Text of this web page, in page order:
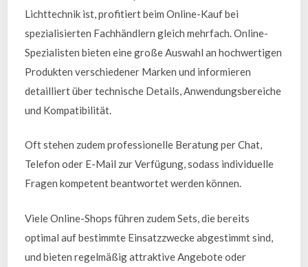
Lichttechnik ist, profitiert beim Online-Kauf bei
spezialisierten Fachhändlern gleich mehrfach. Online-
Spezialisten bieten eine große Auswahl an hochwertigen
Produkten verschiedener Marken und informieren
detailliert über technische Details, Anwendungsbereiche
und Kompatibilität.
Oft stehen zudem professionelle Beratung per Chat,
Telefon oder E-Mail zur Verfügung, sodass individuelle
Fragen kompetent beantwortet werden können.
Viele Online-Shops führen zudem Sets, die bereits
optimal auf bestimmte Einsatzzwecke abgestimmt sind,
und bieten regelmäßig attraktive Angebote oder